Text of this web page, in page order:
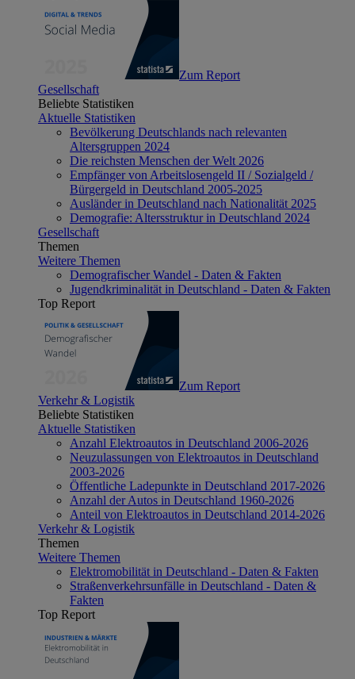
Zum Report
Gesellschaft
Beliebte Statistiken
Aktuelle Statistiken
Bevölkerung Deutschlands nach relevanten
Altersgruppen 2024
Die reichsten Menschen der Welt 2026
Empfänger von Arbeitslosengeld II / Sozialgeld /
Bürgergeld in Deutschland 2005-2025
Ausländer in Deutschland nach Nationalität 2025
Demografie: Altersstruktur in Deutschland 2024
Gesellschaft
Themen
Weitere Themen
Demografischer Wandel - Daten & Fakten
Jugendkriminalität in Deutschland - Daten & Fakten
Top Report
Zum Report
Verkehr & Logistik
Beliebte Statistiken
Aktuelle Statistiken
Anzahl Elektroautos in Deutschland 2006-2026
Neuzulassungen von Elektroautos in Deutschland
2003-2026
Öffentliche Ladepunkte in Deutschland 2017-2026
Anzahl der Autos in Deutschland 1960-2026
Anteil von Elektroautos in Deutschland 2014-2026
Verkehr & Logistik
Themen
Weitere Themen
Elektromobilität in Deutschland - Daten & Fakten
Straßenverkehrsunfälle in Deutschland - Daten &
Fakten
Top Report